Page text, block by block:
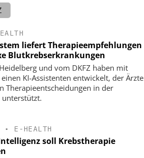
liefert Therapieempfehlungen
Blutkrebserkrankungen
und vom DKFZ haben mit
einen KI-Assistenten entwickelt, der Ärzte
Therapieentscheidungen in der
unterstützt.
• E-HEALTH
soll Krebstherapie